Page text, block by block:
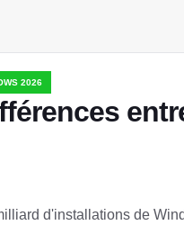
2026
d'installations de